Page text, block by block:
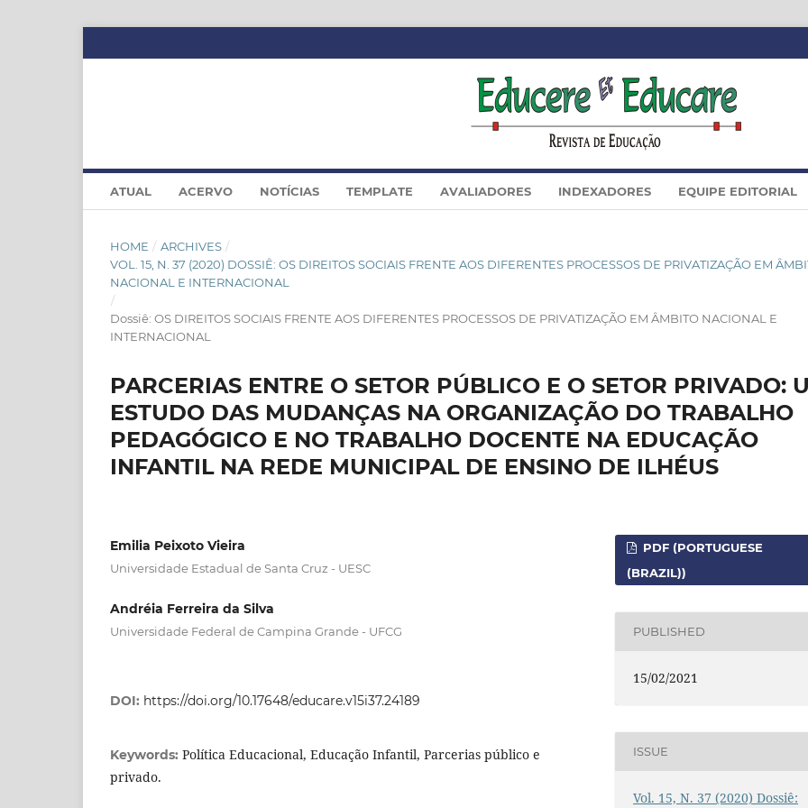
ATUAL ACERVO NOTÍCIAS TEMPLATE AVALIADORES INDEXADORES EQUIPE EDITORIAL
HOME / ARCHIVES /
VOL. 15, N. 37 (2020) DOSSIÊ: OS DIREITOS SOCIAIS FRENTE AOS DIFERENTES PROCESSOS DE PRIVATIZAÇÃO EM
NACIONAL E INTERNACIONAL
/
Dossiê: OS DIREITOS SOCIAIS FRENTE AOS DIFERENTES PROCESSOS DE PRIVATIZAÇÃO EM ÂMBITO NACIONAL E
INTERNACIONAL
PARCERIAS ENTRE O SETOR PÚBLICO E O SETOR PRIVADO:
ESTUDO DAS MUDANÇAS NA ORGANIZAÇÃO DO TRABALHO
PEDAGÓGICO E NO TRABALHO DOCENTE NA EDUCAÇÃO
INFANTIL NA REDE MUNICIPAL DE ENSINO DE ILHÉUS
Emilia Peixoto Vieira
Universidade Estadual de Santa Cruz - UESC
Andréia Ferreira da Silva
Universidade Federal de Campina Grande - UFCG
DOI: https://doi.org/10.17648/educare.v15i37.24189
Keywords: Política Educacional, Educação Infantil, Parcerias público e
privado.
PDF (PORTUGUESE
(BRAZIL))
PUBLISHED
15/02/2021
ISSUE
Vol. 15, N. 37 (2020) Dossiê: